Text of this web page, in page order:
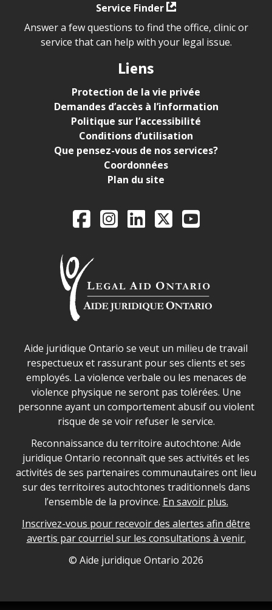
Service Finder
Answer a few questions to find the office, clinic or
service that can help with your legal issue.
Liens
Protection de la vie privée
Demandes d’accès à l’information
Politique sur l’accessibilité
Conditions d’utilisation
Que pensez-vous de nos services?
Coordonnées
Plan du site
Legal Aid Ontario
FacebookInstagram
LinkedIn
X YouTube
Déclaration sur la sécurité dans les locaux d'AJO.
Aide juridique Ontario se veut un milieu de travail
respectueux et rassurant pour ses clients et ses
employés. La violence verbale ou les menaces de
violence physique ne seront pas tolérées. Une
personne ayant un comportement abusif ou violent
risque de se voir refuser le service.
Legal Aid Ontario land acknowledgement
Reconnaissance du territoire autochtone: Aide
juridique Ontario reconnaît que ses activités et les
activités de ses partenaires communautaires ont lieu
sur des territoires autochtones traditionnels dans
l’ensemble de la province. En savoir plus.
Inscrivez-vous pour recevoir des alertes afin dêtre
avertis par courriel sur les consultations à venir.
Legal Aid Ontario copyright information
© Aide juridique Ontario 2026